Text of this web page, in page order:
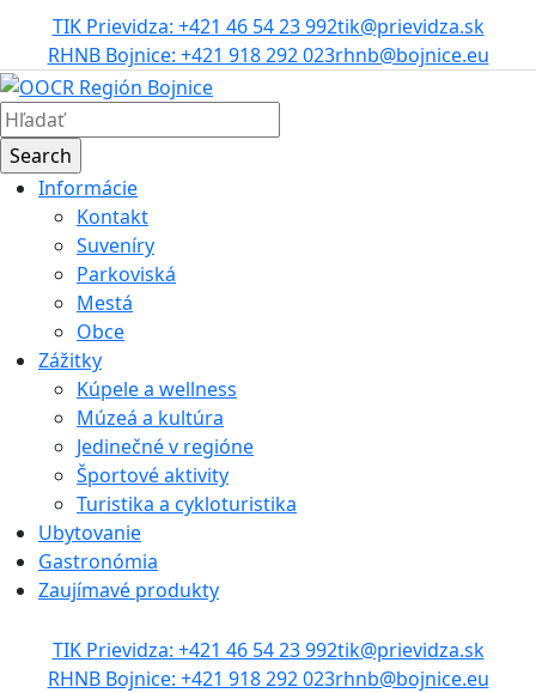
TIK Prievidza: +421 46 54 23 992tik@prievidza.sk
RHNB Bojnice: +421 918 292 023rhnb@bojnice.eu
Informácie
Kontakt
Suveníry
Parkoviská
Mestá
Obce
Zážitky
Kúpele a wellness
Múzeá a kultúra
Jedinečné v regióne
Športové aktivity
Turistika a cykloturistika
Ubytovanie
Gastronómia
Zaujímavé produkty
TIK Prievidza: +421 46 54 23 992tik@prievidza.sk
RHNB Bojnice: +421 918 292 023rhnb@bojnice.eu